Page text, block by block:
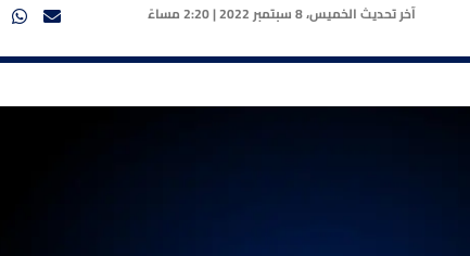
آخر تحديثالخميس، 8 سبتمبر 2022 | 2:20 مساءً